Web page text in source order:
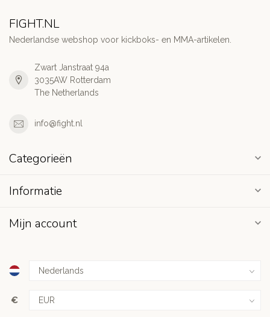
FIGHT.NL
Nederlandse webshop voor kickboks- en MMA-artikelen.
Zwart Janstraat 94a
3035AW Rotterdam
The Netherlands
info@fight.nl
Categorieën
Informatie
Mijn account
€